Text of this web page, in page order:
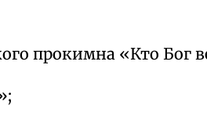
прокимна «Кто Бог